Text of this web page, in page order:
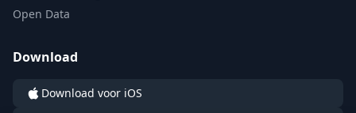
Open Data
Download
Download voor iOS